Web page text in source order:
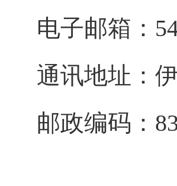
电子邮箱：
通讯地址：
邮政编码：